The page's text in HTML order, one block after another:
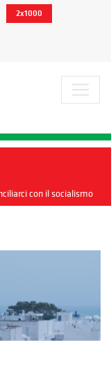
2x1000
con il socialismo